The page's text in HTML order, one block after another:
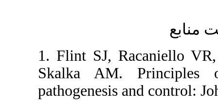
1. Flint SJ,
Skalka AM.
pathogenesis